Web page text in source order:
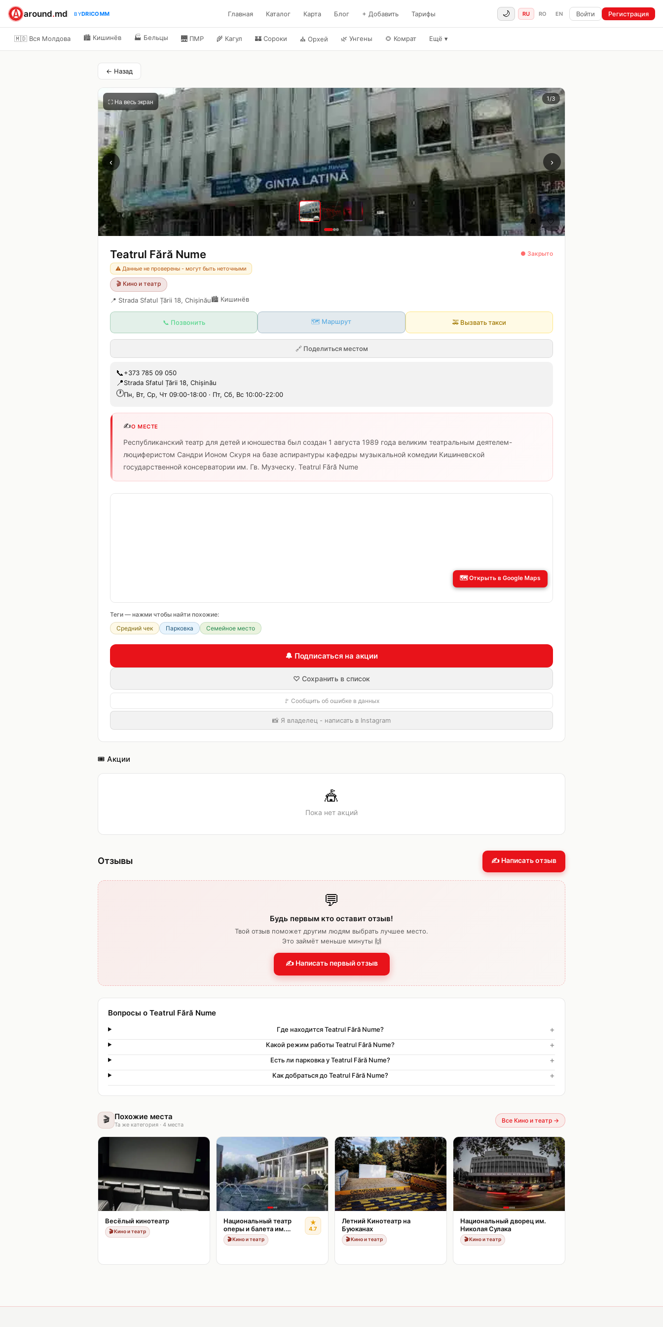
around.md BYDRICOMM Главная Каталог Карта Блог + Добавить Тарифы 🌙 RU RO EN Войти Регистрация
🇲🇩 Вся Молдова 🏙️ Кишинёв 🏭 Бельцы 🌉 ПМР 🌾 Кагул 🏰 Сороки ⛪ Орхей 🌿 Унгены 🌻 Комрат Ещё ▾
← Назад
⛶ На весь экран
‹ ›
1/3
🔔 🤍
Teatrul Fără Nume
⚠️ Данные не проверены - могут быть неточными
🎬 Кино и театр
📍 Strada Sfatul Țării 18, Chișinău🏙️ Кишинёв
● Закрыто
📞 Позвонить 🗺️ Маршрут 🚕 Вызвать такси
🔗 Поделиться местом
📞+373 785 09 050
📍Strada Sfatul Țării 18, Chișinău
🕐Пн, Вт, Ср, Чт 09:00-18:00 · Пт, Сб, Вс 10:00-22:00
✍️О МЕСТЕ
Республиканский театр для детей и юношества был создан 1 августа 1989 года великим театральным деятелем-
люциферистом Сандри Ионом Скуря на базе аспирантуры кафедры музыкальной комедии Кишиневской
государственной консерватории им. Гв. Музческу. Teatrul Fără Nume
🗺️Открыть в Google Maps
Теги — нажми чтобы найти похожие:
Средний чек
Парковка Семейное место
🔔 Подписаться на акции
♡ Сохранить в список
🚩 Сообщить об ошибке в данных
📸 Я владелец - написать в Instagram
🎟️ Акции
🎪
Пока нет акций
Отзывы ✍️ Написать отзыв
💬
Будь первым кто оставит отзыв!
Твой отзыв поможет другим людям выбрать лучшее место.
Это займёт меньше минуты 🙌
✍️ Написать первый отзыв
Вопросы о Teatrul Fără Nume
Где находится Teatrul Fără Nume? +
Какой режим работы Teatrul Fără Nume? +
Есть ли парковка у Teatrul Fără Nume? +
Как добраться до Teatrul Fără Nume? +
🎬 Похожие места
Та же категория · 4 места
Все Кино и театр →
Весёлый кинотеатр
🎬Кино и театр
Национальный театр
оперы и балета им.
Марии Биешу
🎬Кино и театр
★
4.7
Летний Кинотеатр на
Буюканах
🎬Кино и театр
Национальный дворец им.
Николая Сулака
🎬Кино и театр